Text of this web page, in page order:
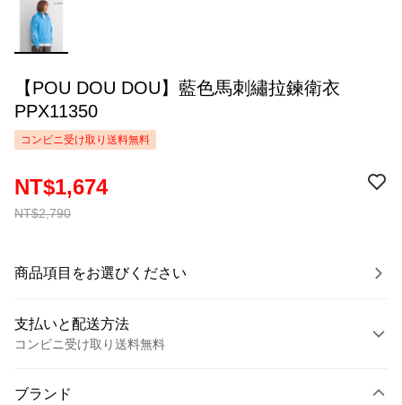
【POU DOU DOU】藍色馬刺繡拉鍊衛衣
PPX11350
コンビニ受け取り送料無料
NT$2,790
NT$1,674
商品項目をお選びください
支払いと配送方法
コンビニ受け取り送料無料
ブランド